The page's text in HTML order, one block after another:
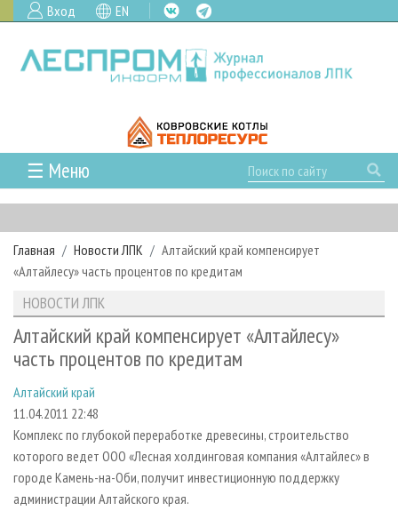
Вход EN
☰ Меню
ГЛАВНАЯ
РУБРИКИ И ТЕМЫ
РУБРИКИ ЖУРНАЛА
ЛЕСОЗАГОТОВКА
ЛЕСОПИЛЕНИЕ
СУШКА ДРЕВЕСИНЫ
ПРОИЗВОДСТВО ДРЕВЕСНЫХ ПЛИТ
ДЕРЕВЯННОЕ ДОМОСТРОЕНИЕ
ПРОИЗВОДСТВО МЕБЕЛИ
НОВОСТИ
НОВОСТИ ЛПК
НОВОСТИ ЖУРНАЛА
ПРОЕКТЫ ЛПИ
АНАЛИТИКА
ПРЕДПРИЯТИЯ ЛПК
ПЕРСОНЫ
МОБИЛЬНЫЕ ВЫСТАВКИ
ОФИЦИАЛЬНЫЕ ДЕЛЕГАЦИИ
ПРИОРИТЕТНЫЕ ИНВЕСТПРОЕКТЫ
АРХИВ
АРХИВ ЖУРНАЛОВ
О ЖУРНАЛЕ
ПОДПИСКА
КОНТАКТЫ
РЕКЛАМОДАТЕЛЯМ
РЕКЛАМА
РЕКЛАМА НА САЙТЕ
Главная Новости ЛПК
Алтайский край компенсирует
«Алтайлесу» часть процентов по кредитам
НОВОСТИ ЛПК
Алтайский край компенсирует «Алтайлесу»
часть процентов по кредитам
Алтайский край
11.04.2011 22:48
Комплекс по глубокой переработке древесины, строительство
которого ведет ООО «Лесная холдинговая компания «Алтайлес» в
городе Камень-на-Оби, получит инвестиционную поддержку
администрации Алтайского края.